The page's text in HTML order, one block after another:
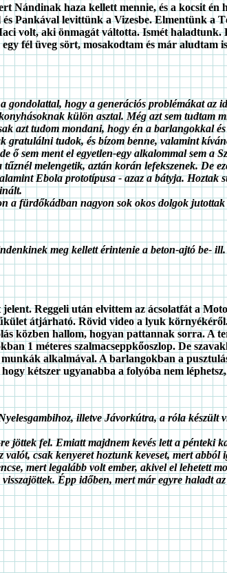
Nándinak haza kellett mennie, és a kocsit
Pankával levittünk a Vizesbe. Elmentünk a
volt, aki önmagát váltotta. Ismét
fél üveg sört, mosakodtam és már aludtam
gondolattal, hogy a generációs problémákat
külön asztal. Még azt sem tudtam
azt tudom mondani, hogy én a barlangokkal
gratulálni tudok, és bízom benne, valamint
sem ment el egyetlen-egy alkalommal sem a
melengetik, aztán korán lefekszenek. De
Ebola prototípusa - azaz a bátyja.
a fürdőkádban nagyon sok okos dolgok jutottak
meg kellett érintenie a beton-ajtó be-
Reggeli után elvittem az ácsolatfát a
átjárható. Rövid video a lyuk
közben hallom, hogyan pattannak sorra. A
1 méteres szalmacseppkőoszlop. De
alkalmával. A barlangokban a
kétszer ugyanabba a folyóba nem
illetve Jávorkútra, a róla
jöttek fel. Emiatt majdnem kevés lett a pénteki
csak kenyeret hoztunk keveset, mert abból
mert legalább volt ember, akivel el lehetett
Épp időben, mert már egyre haladt